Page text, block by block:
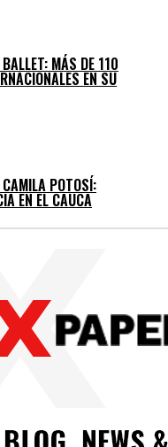
MÁS DE 110
EN SU
POTOSÍ:
EN EL CAUCA